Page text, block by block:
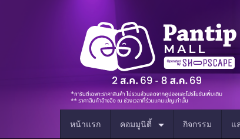
หน้าแรก คอมมูนิตี้ กิจกรรม แ